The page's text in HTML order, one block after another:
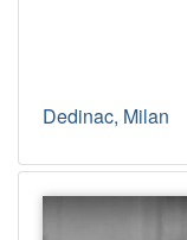
Dedinac, Milan